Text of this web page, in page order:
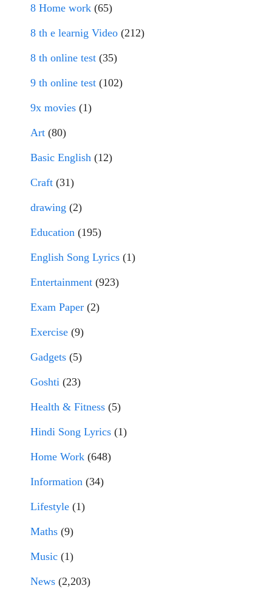
8 Home work (65)
8 th e learnig Video (212)
8 th online test (35)
9 th online test (102)
9x movies (1)
Art (80)
Basic English (12)
Craft (31)
drawing (2)
Education (195)
English Song Lyrics (1)
Entertainment (923)
Exam Paper (2)
Exercise (9)
Gadgets (5)
Goshti (23)
Health & Fitness (5)
Hindi Song Lyrics (1)
Home Work (648)
Information (34)
Lifestyle (1)
Maths (9)
Music (1)
News (2,203)